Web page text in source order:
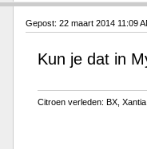
Gepost: 22 maart 2014 11:09
Kun je dat in
Citroen verleden: BX,